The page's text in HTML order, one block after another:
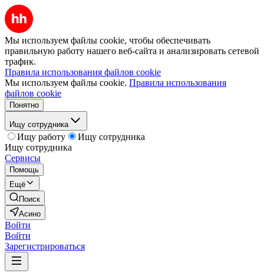
Мы используем файлы cookie, чтобы обеспечивать
правильную работу нашего веб-сайта и анализировать сетевой
трафик.
Правила использования файлов cookie
Мы используем файлы cookie. Правила использования
файлов cookie
Понятно
Ищу сотрудника
Ищу работу
Ищу сотрудника
Ищу сотрудника
Сервисы
Помощь
Ещё
Поиск
Асино
Войти
Войти
Зарегистрироваться